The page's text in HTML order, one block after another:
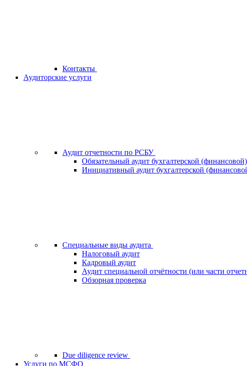
Контакты
Аудиторские услуги
Аудит отчетности по РСБУ
Обязательный аудит бухгалтерской
Инициативный аудит бухгалтерской
Специальные виды аудита
Налоговый аудит
Кадровый аудит
Аудит специальной отчётности (или части
Обзорная проверка
Due diligence review
Услуги по МСФО